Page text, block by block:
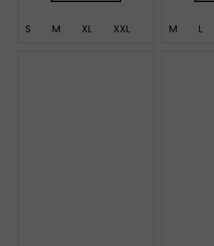
S M XL XXL M L